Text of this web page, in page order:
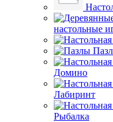
настольные
Домино
Лабиринт
Рыбалка